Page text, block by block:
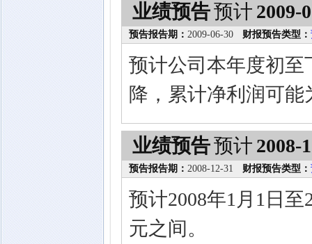
业绩预告预计 2009-
预告报告期： 2009-06-30 财报预告类型：
预计公司本年度初
降，累计净利润可能
业绩预告预计 2008-
预告报告期： 2008-12-31 财报预告类型：
预计2008年1月1日至
元之间。